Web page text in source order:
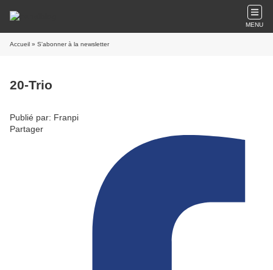
MENU
Accueil » S'abonner à la newsletter
20-Trio
Publié par: Franpi
Partager